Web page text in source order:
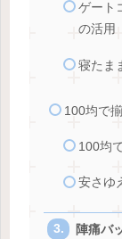
ゲート
の活用
寝たま
100均で
100均
安さゆ
陣痛バ